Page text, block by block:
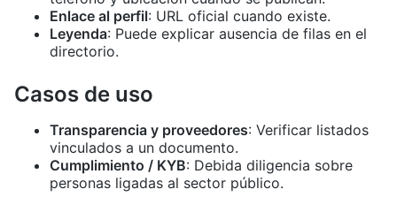
Enlace al perfil: URL oficial cuando existe.
Leyenda: Puede explicar ausencia de filas en el
directorio.
Casos de uso
Transparencia y proveedores: Verificar listados
vinculados a un documento.
Cumplimiento / KYB: Debida diligencia sobre
personas ligadas al sector público.